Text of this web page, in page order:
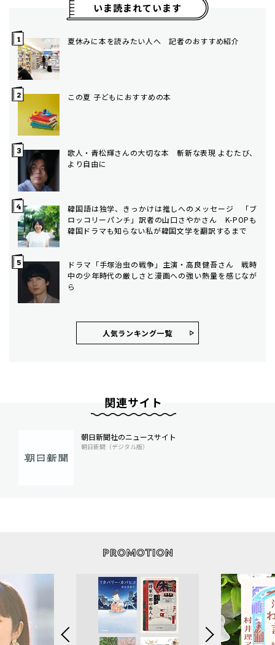
いま読まれています
夏休みに本を読みたい人へ 記者のおすすめ紹介
この夏 子どもにおすすめの本
歌人・青松輝さんの大切な本 斬新な表現 よむたび、
より自由に
韓国語は独学、きっかけは推しへのメッセージ 「ブ
ロッコリーパンチ」訳者の山口さやかさん K-POPも
韓国ドラマも知らない私が韓国文学を翻訳するまで
ドラマ「手塚治虫の戦争」主演・高良健吾さん 戦時
中の少年時代の厳しさと漫画への強い熱量を感じなが
ら
人気ランキング⼀覧
関連サイト
朝日新聞社のニュースサイト
朝日新聞（デジタル版）